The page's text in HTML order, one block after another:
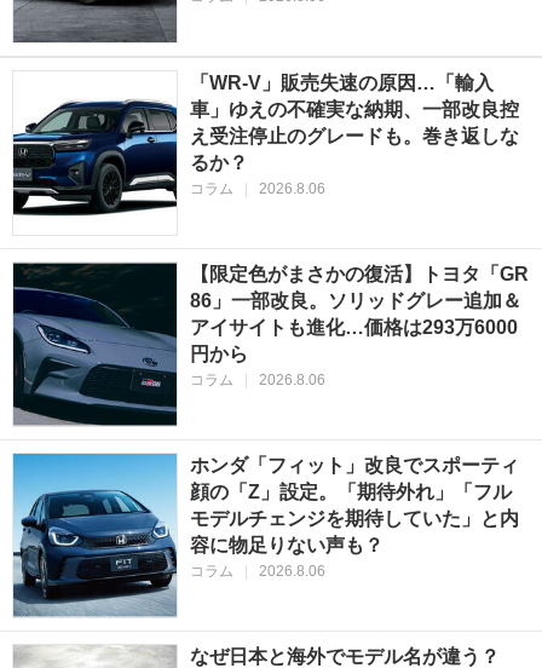
「WR-V」販売失速の原因…「輸入
車」ゆえの不確実な納期、一部改良控
え受注停止のグレードも。巻き返しな
るか？
コラム 2026.8.06
【限定色がまさかの復活】トヨタ「GR
86」一部改良。ソリッドグレー追加＆
アイサイトも進化…価格は293万6000
円から
コラム 2026.8.06
ホンダ「フィット」改良でスポーティ
顔の「Z」設定。「期待外れ」「フル
モデルチェンジを期待していた」と内
容に物足りない声も？
コラム 2026.8.06
なぜ日本と海外でモデル名が違う？